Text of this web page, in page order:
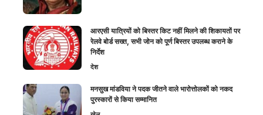
आरएसी यात्रियों को बिस्तर किट नहीं मिलने की शिकायतों पर
रेलवे बोर्ड सख्त, सभी जोन को पूर्ण बिस्तर उपलब्ध कराने के
निर्देश
देश
मनसुख मांडविया ने पदक जीतने वाले भारोत्तोलकों को नकद
पुरस्कारों से किया सम्मानित